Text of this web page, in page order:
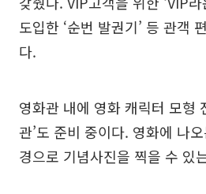
도입한 ‘순번 발권기’ 등 관객
다.
영화관 내에 영화 캐릭터 모형
관’도 준비 중이다. 영화에 나
경으로 기념사진을 찍을 수 있